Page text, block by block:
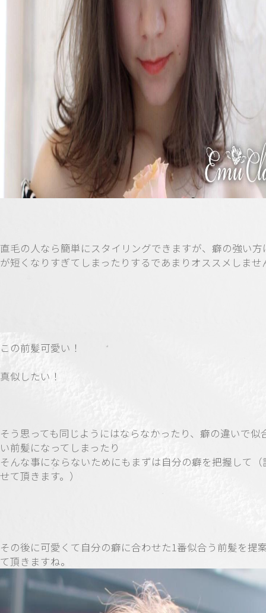
直毛の人なら簡単にスタイリングできますが、癖の強い方
が短くなりすぎてしまったりするであまりオススメしませ
この前髪可愛い！
真似したい！
そう思っても同じようにはならなかったり、癖の違いで似
い前髪になってしまったり
そんな事にならないためにもまずは自分の癖を把握して（
せて頂きます。）
その後に可愛くて自分の癖に合わせた1番似合う前髪を提
て頂きますね。